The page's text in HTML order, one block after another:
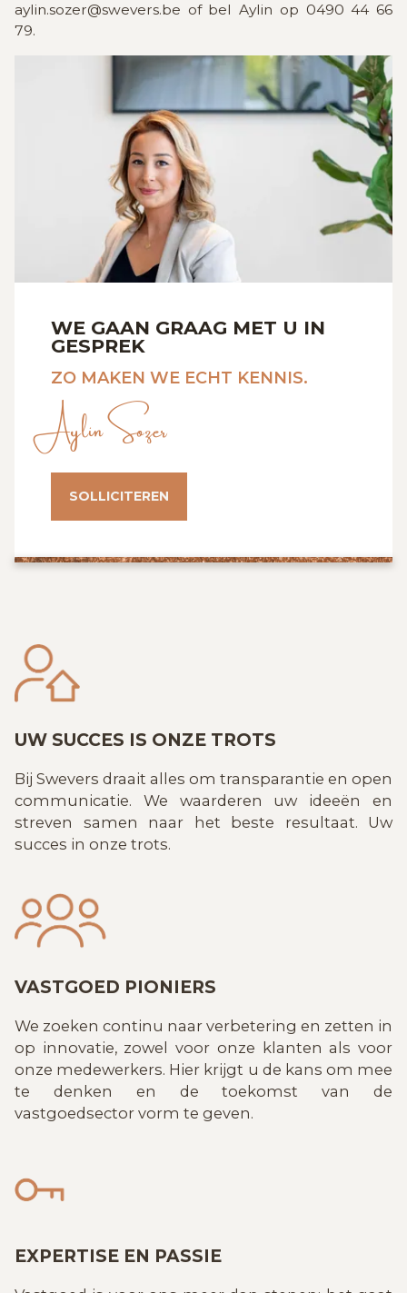
aylin.sozer@swevers.be of bel Aylin op 0490 44 66
79.
WE GAAN GRAAG MET U IN
GESPREK
ZO MAKEN WE ECHT KENNIS.
Aylin Sozer
SOLLICITEREN
UW SUCCES IS ONZE TROTS
Bij Swevers draait alles om transparantie en open
communicatie. We waarderen uw ideeën en
streven samen naar het beste resultaat. Uw
succes in onze trots.
VASTGOED PIONIERS
We zoeken continu naar verbetering en zetten in
op innovatie, zowel voor onze klanten als voor
onze medewerkers. Hier krijgt u de kans om mee
te denken en de toekomst van de
vastgoedsector vorm te geven.
EXPERTISE EN PASSIE